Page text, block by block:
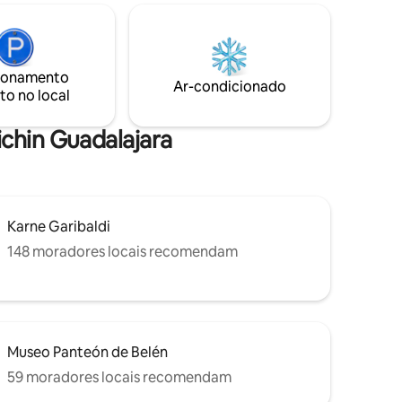
O
churrasqueira e mesa de terraço
cercada por vegetação ideal para
desfrutar das melhores noites.
no local
Ar-condicionado
Guadalajara
Karne Garibaldi
148 moradores locais recomendam
Museo Panteón de Belén
59 moradores locais recomendam